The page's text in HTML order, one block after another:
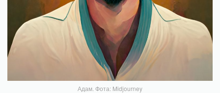
Адам. Фота: Midjourney